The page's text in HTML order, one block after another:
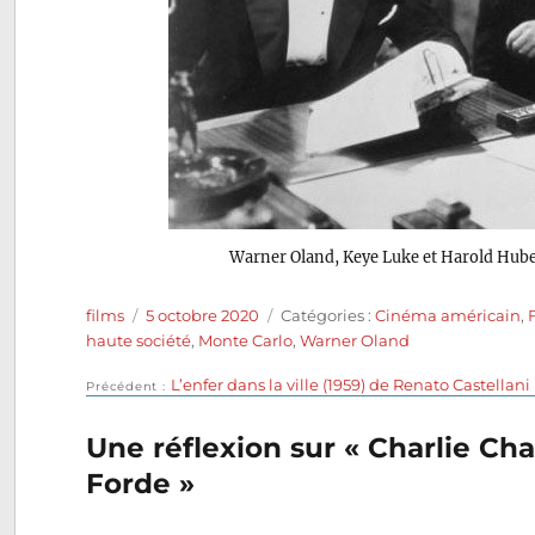
Warner Oland, Keye Luke et Harold
Auteur
films
Publié
le
5 octobre 2020 Catégories
Catégories :Cinéma américain,
haute société, Monte Carlo,Warner Oland
Navigation
de
l’article
Précédent
Publication
L’enfer dans la ville (1959) de Renato Castellani
Une réflexion sur « Charlie
Forde »